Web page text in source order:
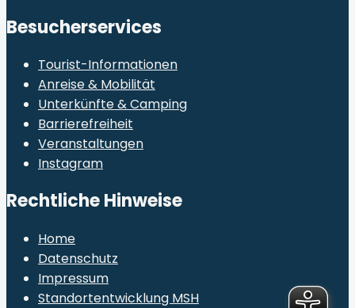
Besucherservices
Tourist-Informationen
Anreise & Mobilität
Unterkünfte & Camping
Barrierefreiheit
Veranstaltungen
Instagram
Rechtliche Hinweise
Home
Datenschutz
Impressum
Standortentwicklung MSH